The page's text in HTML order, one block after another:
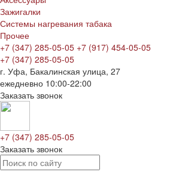
Зажигалки
Системы нагревания табака
Прочее
+7 (347) 285-05-05 +7 (917) 454-05-05
+7 (347) 285-05-05
г. Уфа, Бакалинская улица, 27
ежедневно 10:00-22:00
Заказать звонок
+7 (347) 285-05-05
Заказать звонок